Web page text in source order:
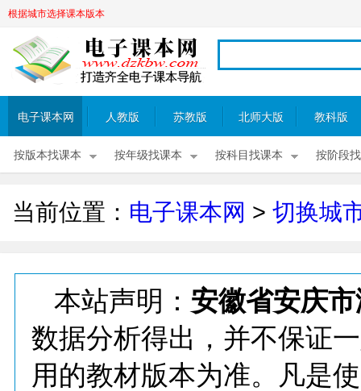
根据城市选择课本版本
电子课本网 人教版 苏教版 北师大版 教科版
按版本找课本 按年级找课本 按科目找课本 按阶段
当前位置： 电子课本网 > 切换城
本站声明： 安徽省安庆
数据分析得出，并不保证
用的教材版本为准。凡是